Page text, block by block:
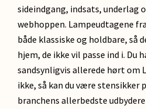
sideindgang, indsats, underlag
webhoppen. Lampeudtagene
både klassiske og holdbare, så
hjem, de ikke vil passe ind i. Du
sandsynligvis allerede hørt om
ikke, så kan du være stensikker
branchens allerbedste